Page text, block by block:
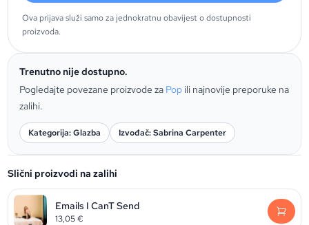
Ova prijava služi samo za jednokratnu obavijest o dostupnosti
proizvoda.
Trenutno nije dostupno.
Pogledajte povezane proizvode za Pop ili najnovije preporuke na
zalihi.
Kategorija: Glazba Izvođač: Sabrina Carpenter
Slični proizvodi na zalihi
Emails I CanT Send
13,05€